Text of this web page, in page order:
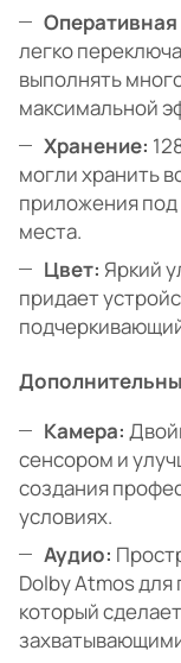
Оперативная
легко
выполнять
максимальной
Хранение:
могли хранить
приложения под
места.
Цвет: Яркий
придает
Камера:
сенсором и
создания
условиях.
Аудио:
Dolby Atmos
который